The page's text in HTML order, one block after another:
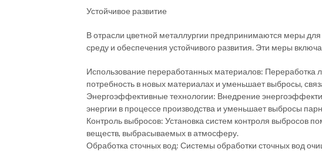
Устойчивое развитие
В отрасли цветной металлургии предпринимаются меры
среду и обеспечения устойчивого развития. Эти меры
Использование переработанных материалов: Переработка
потребность в новых материалах и уменьшает выбросы,
Энергоэффективные технологии: Внедрение
энергии в процессе производства и уменьшает выбросы
Контроль выбросов: Установка систем контроля выбросов
веществ, выбрасываемых в атмосферу.
Обработка сточных вод: Системы обработки сточных вод